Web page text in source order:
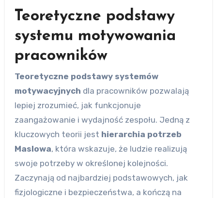
Teoretyczne podstawy
systemu motywowania
pracowników
Teoretyczne podstawy systemów
motywacyjnych dla pracowników pozwalają
lepiej zrozumieć, jak funkcjonuje
zaangażowanie i wydajność zespołu. Jedną z
kluczowych teorii jest hierarchia potrzeb
Maslowa, która wskazuje, że ludzie realizują
swoje potrzeby w określonej kolejności.
Zaczynają od najbardziej podstawowych, jak
fizjologiczne i bezpieczeństwa, a kończą na